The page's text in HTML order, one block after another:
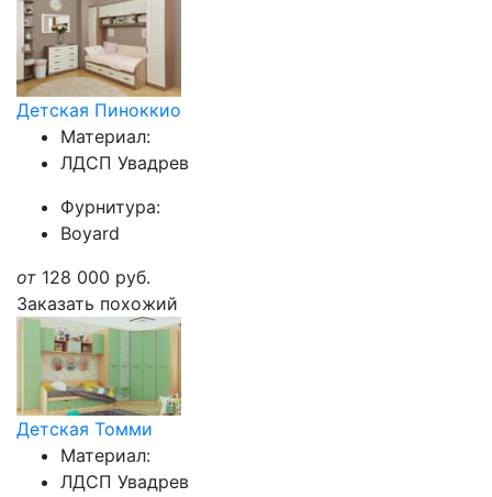
Детская Пиноккио
Материал:
ЛДСП Увадрев
Фурнитура:
Boyard
от 128 000 руб.
Заказать похожий
Детская Томми
Материал:
ЛДСП Увадрев